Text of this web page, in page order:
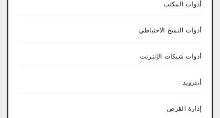
أدوات المكتب
أدوات النسخ الاحتياطي
أدوات شبكات الإنترنت
أندرويد
إدارة القرص